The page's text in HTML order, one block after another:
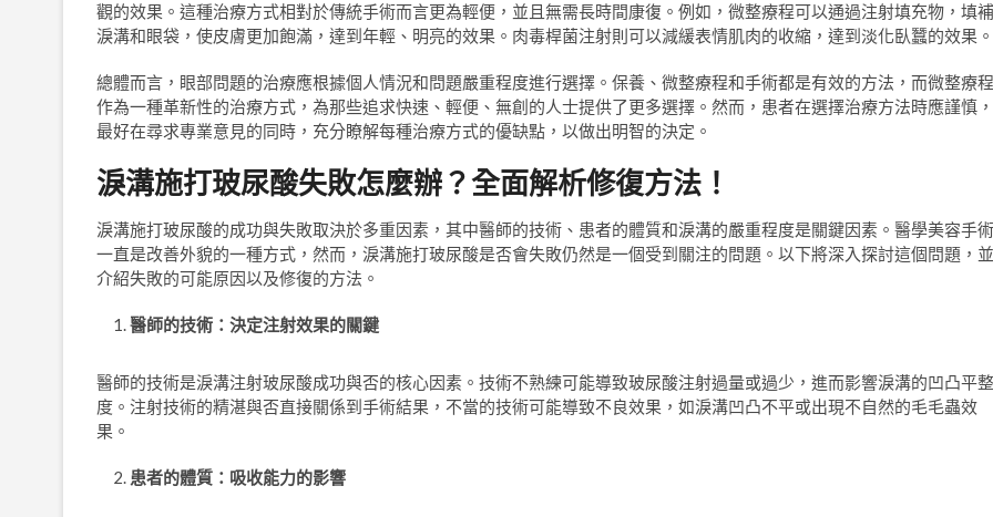
觀的效果。這種治療方式相對於傳統手術而言更為輕便，並且無需長時間康復。例如，微整療程可以通過注射填充物，填補
淚溝和眼袋，使皮膚更加飽滿，達到年輕、明亮的效果。肉毒桿菌注射則可以減緩表情肌肉的收縮，達到淡化臥蠶的效果。
總體而言，眼部問題的治療應根據個人情況和問題嚴重程度進行選擇。保養、微整療程和手術都是有效的方法，而微整療程
作為一種革新性的治療方式，為那些追求快速、輕便、無創的人士提供了更多選擇。然而，患者在選擇治療方法時應謹慎，
最好在尋求專業意見的同時，充分瞭解每種治療方式的優缺點，以做出明智的決定。
淚溝施打玻尿酸失敗怎麼辦？全面解析修復方法！
淚溝施打玻尿酸的成功與失敗取決於多重因素，其中醫師的技術、患者的體質和淚溝的嚴重程度是關鍵因素。醫學美容手術
一直是改善外貌的一種方式，然而，淚溝施打玻尿酸是否會失敗仍然是一個受到關注的問題。以下將深入探討這個問題，並
介紹失敗的可能原因以及修復的方法。
醫師的技術：決定注射效果的關鍵
醫師的技術是淚溝注射玻尿酸成功與否的核心因素。技術不熟練可能導致玻尿酸注射過量或過少，進而影響淚溝的凹凸平整
度。注射技術的精湛與否直接關係到手術結果，不當的技術可能導致不良效果，如淚溝凹凸不平或出現不自然的毛毛蟲效
果。
患者的體質：吸收能力的影響